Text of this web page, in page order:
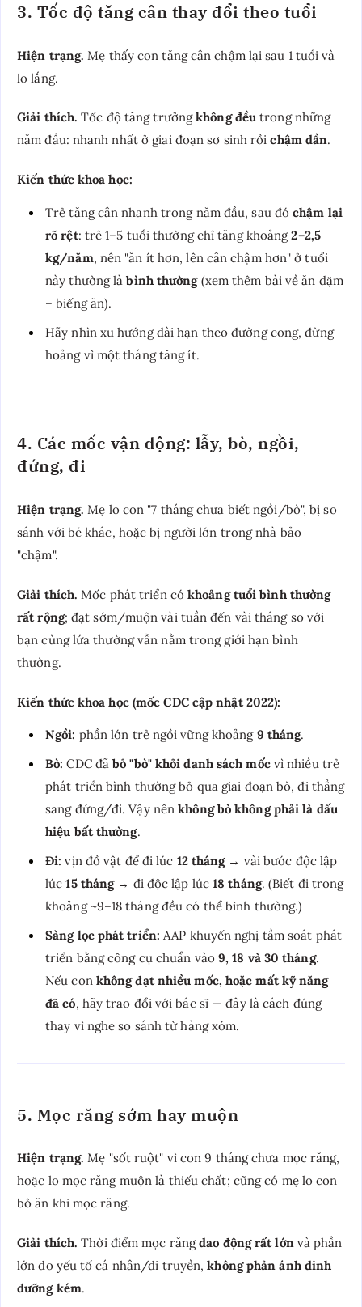
3. Tốc độ tăng cân thay đổi theo tuổi
Hiện trạng. Mẹ thấy con tăng cân chậm lại sau 1 tuổi và
lo lắng.
Giải thích. Tốc độ tăng trưởngkhông đều trong những
năm đầu: nhanh nhất ở giai đoạn sơ sinh rồichậm dần.
Kiến thức khoa học:
Trẻ tăng cân nhanh trong năm đầu, sau đóchậm lại
rõ rệt: trẻ 1–5 tuổi thường chỉ tăng khoảng2–2,5
kg/năm, nên "ăn ít hơn, lên cân chậm hơn" ở tuổi
này thường làbình thường(xem thêm bài về ăn dặm
– biếng ăn).
Hãy nhìn xu hướng dài hạn theo đường cong, đừng
hoảng vì một tháng tăng ít.
4. Các mốc vận động: lẫy, bò, ngồi,
đứng, đi
Hiện trạng. Mẹ lo con "7 tháng chưa biết ngồi/bò", bị so
sánh với bé khác, hoặc bị người lớn trong nhà bảo
"chậm".
Giải thích. Mốc phát triển cókhoảng tuổi bình thường
rất rộng; đạt sớm/muộn vài tuần đến vài tháng so với
bạn cùng lứa thường vẫn nằm trong giới hạn bình
thường.
Kiến thức khoa học (mốc CDC cập nhật 2022):
Ngồi: phần lớn trẻ ngồi vững khoảng 9 tháng.
Bò: CDC đãbỏ "bò" khỏi danh sách mốcvì nhiều trẻ
phát triển bình thường bỏ qua giai đoạn bò, đi thẳng
sang đứng/đi. Vậy nênkhông bò không phải là dấu
hiệu bất thường.
Đi: vịn đồ vật để đi lúc 12 tháng→ vài bước độc lập
lúc15 tháng→ đi độc lập lúc18 tháng. (Biết đi trong
khoảng ~9–18 tháng đều có thể bình thường.)
Sàng lọc phát triển: AAP khuyến nghị tầm soát phát
triển bằng công cụ chuẩn vào 9, 18 và 30 tháng.
Nếu con không đạt nhiều mốc, hoặc mất kỹ năng
đã có, hãy trao đổi với bác sĩ — đây là cách đúng
thay vì nghe so sánh từ hàng xóm.
5. Mọc răng sớm hay muộn
Hiện trạng. Mẹ "sốt ruột" vì con 9 tháng chưa mọc răng,
hoặc lo mọc răng muộn là thiếu chất; cũng có mẹ lo con
bỏ ăn khi mọc răng.
Giải thích. Thời điểm mọc răngdao động rất lớnvà phần
lớn do yếu tố cá nhân/di truyền,không phản ánh dinh
dưỡng kém.